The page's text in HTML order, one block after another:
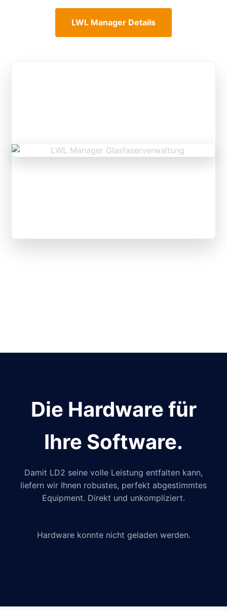
LWL Manager Details
Die Hardware für
Ihre Software.
Damit LD2 seine volle Leistung entfalten kann,
liefern wir Ihnen robustes, perfekt abgestimmtes
Equipment. Direkt und unkompliziert.
Hardware konnte nicht geladen werden.